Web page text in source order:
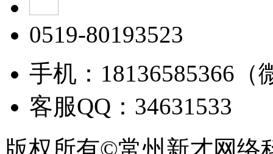
0519-80193523
手机：18136585366（
客服QQ：34631533
版权所有©常州新才网络